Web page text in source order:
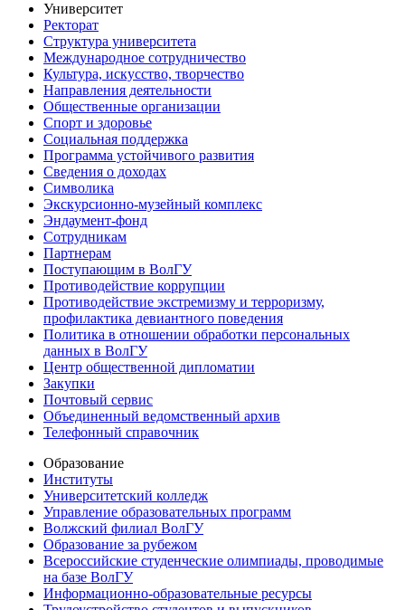
Университет
Ректорат
Структура университета
Международное сотрудничество
Культура, искусство, творчество
Направления деятельности
Общественные организации
Спорт и здоровье
Социальная поддержка
Программа устойчивого развития
Сведения о доходах
Символика
Экскурсионно-музейный комплекс
Эндаумент-фонд
Сотрудникам
Партнерам
Поступающим в ВолГУ
Противодействие коррупции
Противодействие экстремизму и терроризму,
профилактика девиантного поведения
Политика в отношении обработки персональных
данных в ВолГУ
Центр общественной дипломатии
Закупки
Почтовый сервис
Объединенный ведомственный архив
Телефонный справочник
Образование
Институты
Университетский колледж
Управление образовательных программ
Волжский филиал ВолГУ
Образование за рубежом
Всероссийские студенческие олимпиады, проводимые
на базе ВолГУ
Информационно-образовательные ресурсы